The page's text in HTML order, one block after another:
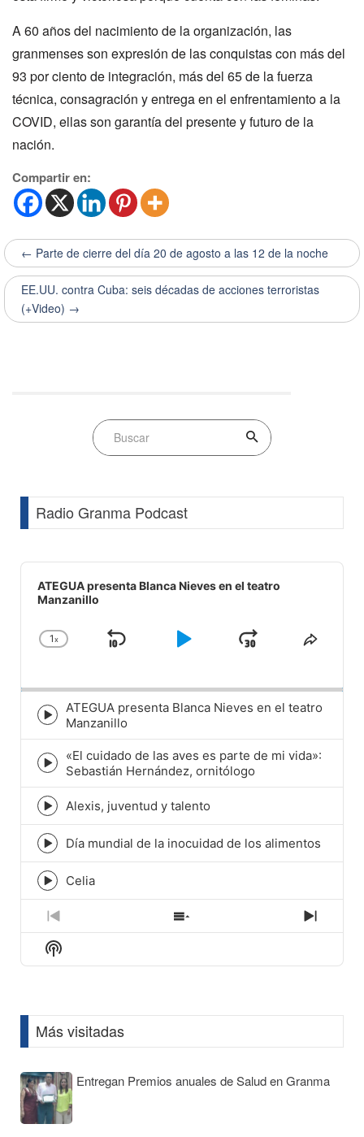
A 60 años del nacimiento de la organización, las
granmenses son expresión de las conquistas con más del
93 por ciento de integración, más del 65 de la fuerza
técnica, consagración y entrega en el enfrentamiento a la
COVID, ellas son garantía del presente y futuro de la
nación.
Compartir en:
← Parte de cierre del día 20 de agosto a las 12 de la noche
EE.UU. contra Cuba: seis décadas de acciones terroristas
(+Video) →
Radio Granma Podcast
Audio
Player
ATEGUA presenta Blanca Nieves en el teatro
Manzanillo
Change
1x
Skip
Play
JumpShare
Episode
play
icon
ATEGUA presenta Blanca Nieves en el teatro
Manzanillo
Episode
play
icon
«El cuidado de las aves es parte de mi vida»:
Sebastián Hernández, ornitólogo
Episode
play
icon
Alexis, juventud y talento
Episode
play
icon
Día mundial de la inocuidad de los alimentos
Episode
play
icon
Celia
Previous
Episode
Show
Episodes
Next
Show
Podcast
Más visitadas
Entregan Premios anuales de Salud en Granma